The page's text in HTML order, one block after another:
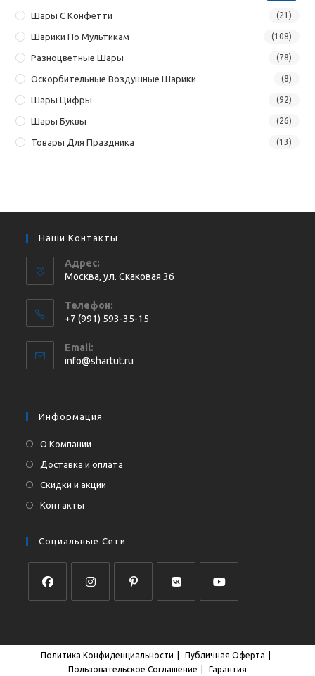
Шары С Конфетти (21)
Шарики По Мультикам (108)
Разноцветные Шары (78)
Оскорбительные Воздушные Шарики (8)
Шары Цифры (92)
Шары Буквы (26)
Товары Для Праздника (13)
Наши Контакты
Адрес:
Москва, ул. Cкаковая 36
Телефон:
+7 (991) 593-35-15
в
вашем
Email:
info@shartut.ru
Информация
О Компании
Доставка и оплата
Скидки и акции
Контакты
Социальные Сети
новой
вкладке
новой
вкладке
новой
вкладке
новой
вкладке
новой
вкладке
Политика Конфиденциальности
Публичная Оферта
Пользовательское Соглашение
Гарантия